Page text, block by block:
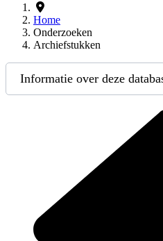
Home
Onderzoeken
Archiefstukken
Informatie over deze